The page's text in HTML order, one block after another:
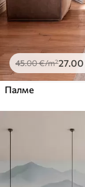
45.00€/m²27.00
Палме